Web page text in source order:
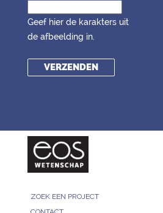
Geef hier de karakters uit
de afbeelding in.
ZOEK EEN PROJECT